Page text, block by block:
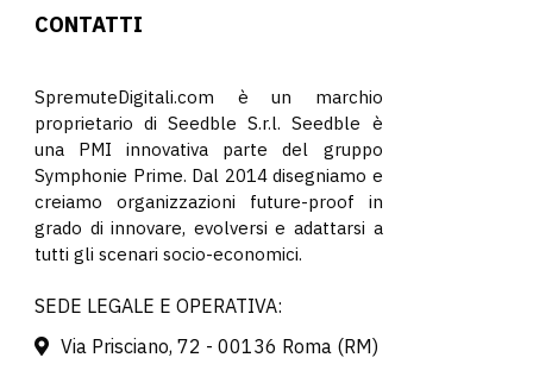
CONTATTI
SpremuteDigitali.com è un marchio
proprietario di Seedble S.r.l. Seedble è
una PMI innovativa parte del gruppo
Symphonie Prime. Dal 2014 disegniamo e
creiamo organizzazioni future-proof in
grado di innovare, evolversi e adattarsi a
tutti gli scenari socio-economici.
SEDE LEGALE E OPERATIVA:
Via Prisciano, 72 - 00136 Roma (RM)